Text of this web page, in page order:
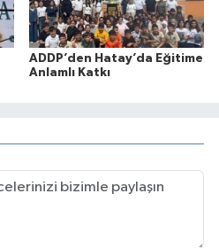
ADDP’den Hatay’da Eğitime
Anlamlı Katkı